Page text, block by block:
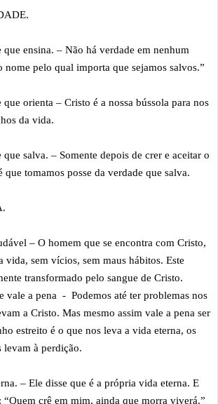
que ensina. – Não há verdade em nenhum
nome pelo qual importa que sejamos salvos.”
que orienta – Cristo é a nossa bússola para nos
da vida.
que salva. – Somente depois de crer e aceitar o
que tomamos posse da verdade que salva.
– O homem que se encontra com Cristo,
vida, sem vícios, sem maus hábitos. Este
transformado pelo sangue de Cristo.
vale a pena - Podemos até ter problemas nos
a Cristo. Mas mesmo assim vale a pena ser
estreito é o que nos leva a vida eterna, os
levam à perdição.
– Ele disse que é a própria vida eterna. E
crê em mim, ainda que morra viverá.”